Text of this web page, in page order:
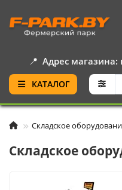
📍 Адрес
КАТАЛОГ
Складское
Складское